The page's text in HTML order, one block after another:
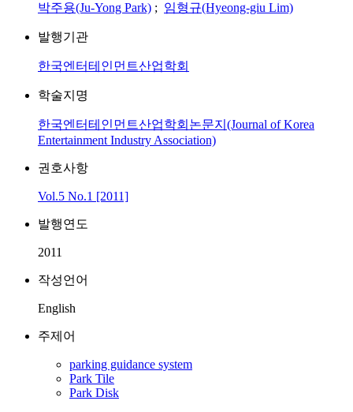
박주용(Ju-Yong Park) ; 임형규(Hyeong-giu Lim)
발행기관
한국엔터테인먼트산업학회
학술지명
한국엔터테인먼트산업학회논문지(Journal of Korea
Entertainment Industry Association)
권호사항
Vol.5 No.1 [2011]
발행연도
2011
작성언어
English
주제어
parking guidance system
Park Tile
Park Disk